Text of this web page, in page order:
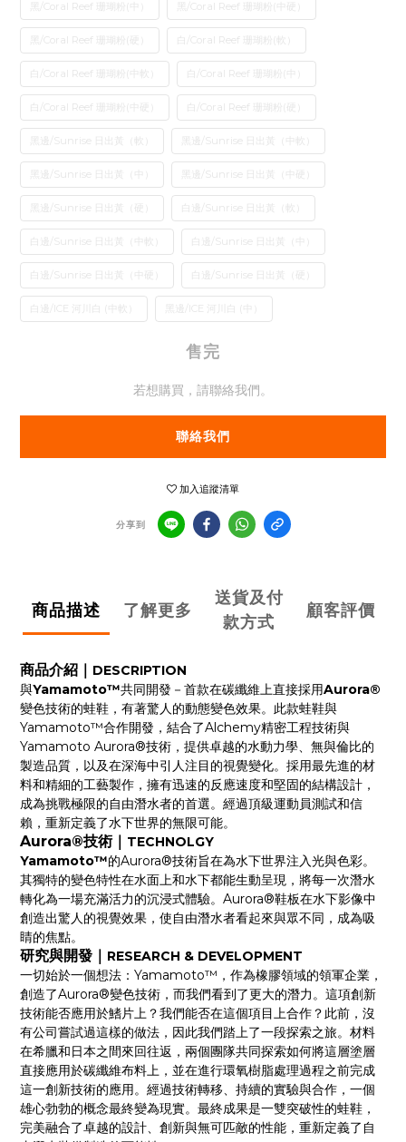
黑/Coral Reef 珊瑚粉(中） 黑/Coral Reef 珊瑚粉(中硬）
黑/Coral Reef 珊瑚粉(硬） 白/Coral Reef 珊瑚粉(軟）
白/Coral Reef 珊瑚粉(中軟） 白/Coral Reef 珊瑚粉(中）
白/Coral Reef 珊瑚粉(中硬） 白/Coral Reef 珊瑚粉(硬）
黑邊/Sunrise 日出黃（軟） 黑邊/Sunrise 日出黃（中軟）
黑邊/Sunrise 日出黃（中） 黑邊/Sunrise 日出黃（中硬）
黑邊/Sunrise 日出黃（硬） 白邊/Sunrise 日出黃（軟）
白邊/Sunrise 日出黃（中軟） 白邊/Sunrise 日出黃（中）
白邊/Sunrise 日出黃（中硬） 白邊/Sunrise 日出黃（硬）
白邊/ICE 河川白 (中軟） 黑邊/ICE 河川白 (中）
售完
若想購買，請聯絡我們。
聯絡我們
加入追蹤清單
分享到
商品描述 了解更多
送貨及付
款方式
顧客評價
商品介紹｜ DESCRIPTION
與Yamamoto™共同開發－首款在碳纖維上直接採用Aurora®
變色技術的蛙鞋，有著驚人的動態變色效果。 此款蛙鞋與
Yamamoto™合作開發，結合了Alchemy精密工程技術與
Yamamoto Aurora®技術，提供卓越的水動力學、無與倫比的
製造品質，以及在深海中引人注目的視覺變化。採用最先進的材
料和精細的工藝製作，擁有迅速的反應速度和堅固的結構設計，
成為挑戰極限的自由潛水者的首選。經過頂級運動員測試和信
賴，重新定義了水下世界的無限可能。
Aurora®技術｜ TECHNOLGY
Yamamoto™的Aurora®技術旨在為水下世界注入光與色彩。
其獨特的變色特性在水面上和水下都能生動呈現，將每一次潛水
轉化為一場充滿活力的沉浸式體驗。Aurora®鞋板在水下影像中
創造出驚人的視覺效果，使自由潛水者看起來與眾不同，成為吸
睛的焦點。
研究與開發｜ RESEARCH & DEVELOPMENT
一切始於一個想法：Yamamoto™，作為橡膠領域的領軍企業，
創造了Aurora®變色技術，而我們看到了更大的潛力。這項創新
技術能否應用於鰭片上？我們能否在這個項目上合作？此前，沒
有公司嘗試過這樣的做法，因此我們踏上了一段探索之旅。材料
在希臘和日本之間來回往返，兩個團隊共同探索如何將這層塗層
直接應用於碳纖維布料上，並在進行環氧樹脂處理過程之前完成
這一創新技術的應用。經過技術轉移、持續的實驗與合作，一個
雄心勃勃的概念最終變為現實。最終成果是一雙突破性的蛙鞋，
完美融合了卓越的設計、創新與無可匹敵的性能，重新定義了自